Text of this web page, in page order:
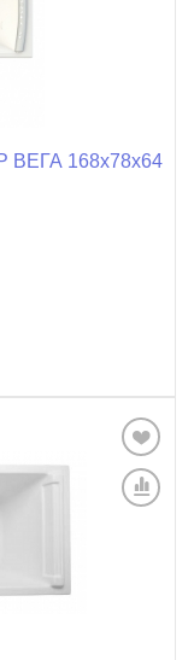
ВЕГА 168x78x64